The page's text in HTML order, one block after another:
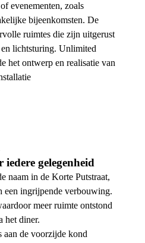
evenementen, zoals
bijeenkomsten. De
ruimtes die zijn uitgerust
lichtsturing. Unlimited
het ontwerp en realisatie van
gelegenheid
naam in de Korte Putstraat,
een ingrijpende verbouwing.
meer ruimte ontstond
het diner.
de voorzijde kond